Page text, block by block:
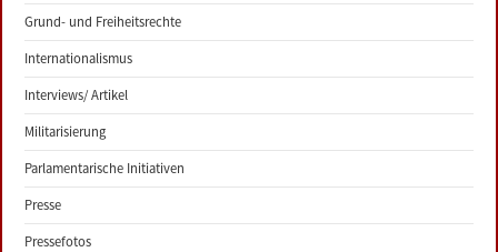
Grund- und Freiheitsrechte
Internationalismus
Interviews/ Artikel
Militarisierung
Parlamentarische Initiativen
Presse
Pressefotos